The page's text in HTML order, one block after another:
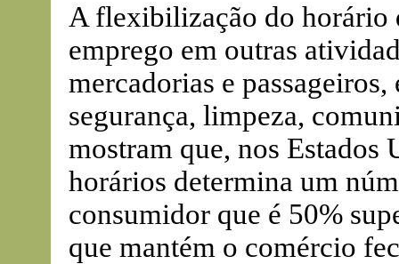
A flexibilização do horário
emprego em outras
mercadorias e
segurança, limpeza,
mostram que, nos
horários determina um
consumidor que é 50%
que mantém o comércio